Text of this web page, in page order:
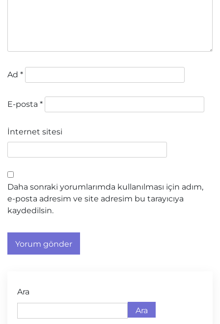
Ad *
E-posta *
İnternet sitesi
Daha sonraki yorumlarımda kullanılması için adım,
e-posta adresim ve site adresim bu tarayıcıya
kaydedilsin.
Ara
Ara